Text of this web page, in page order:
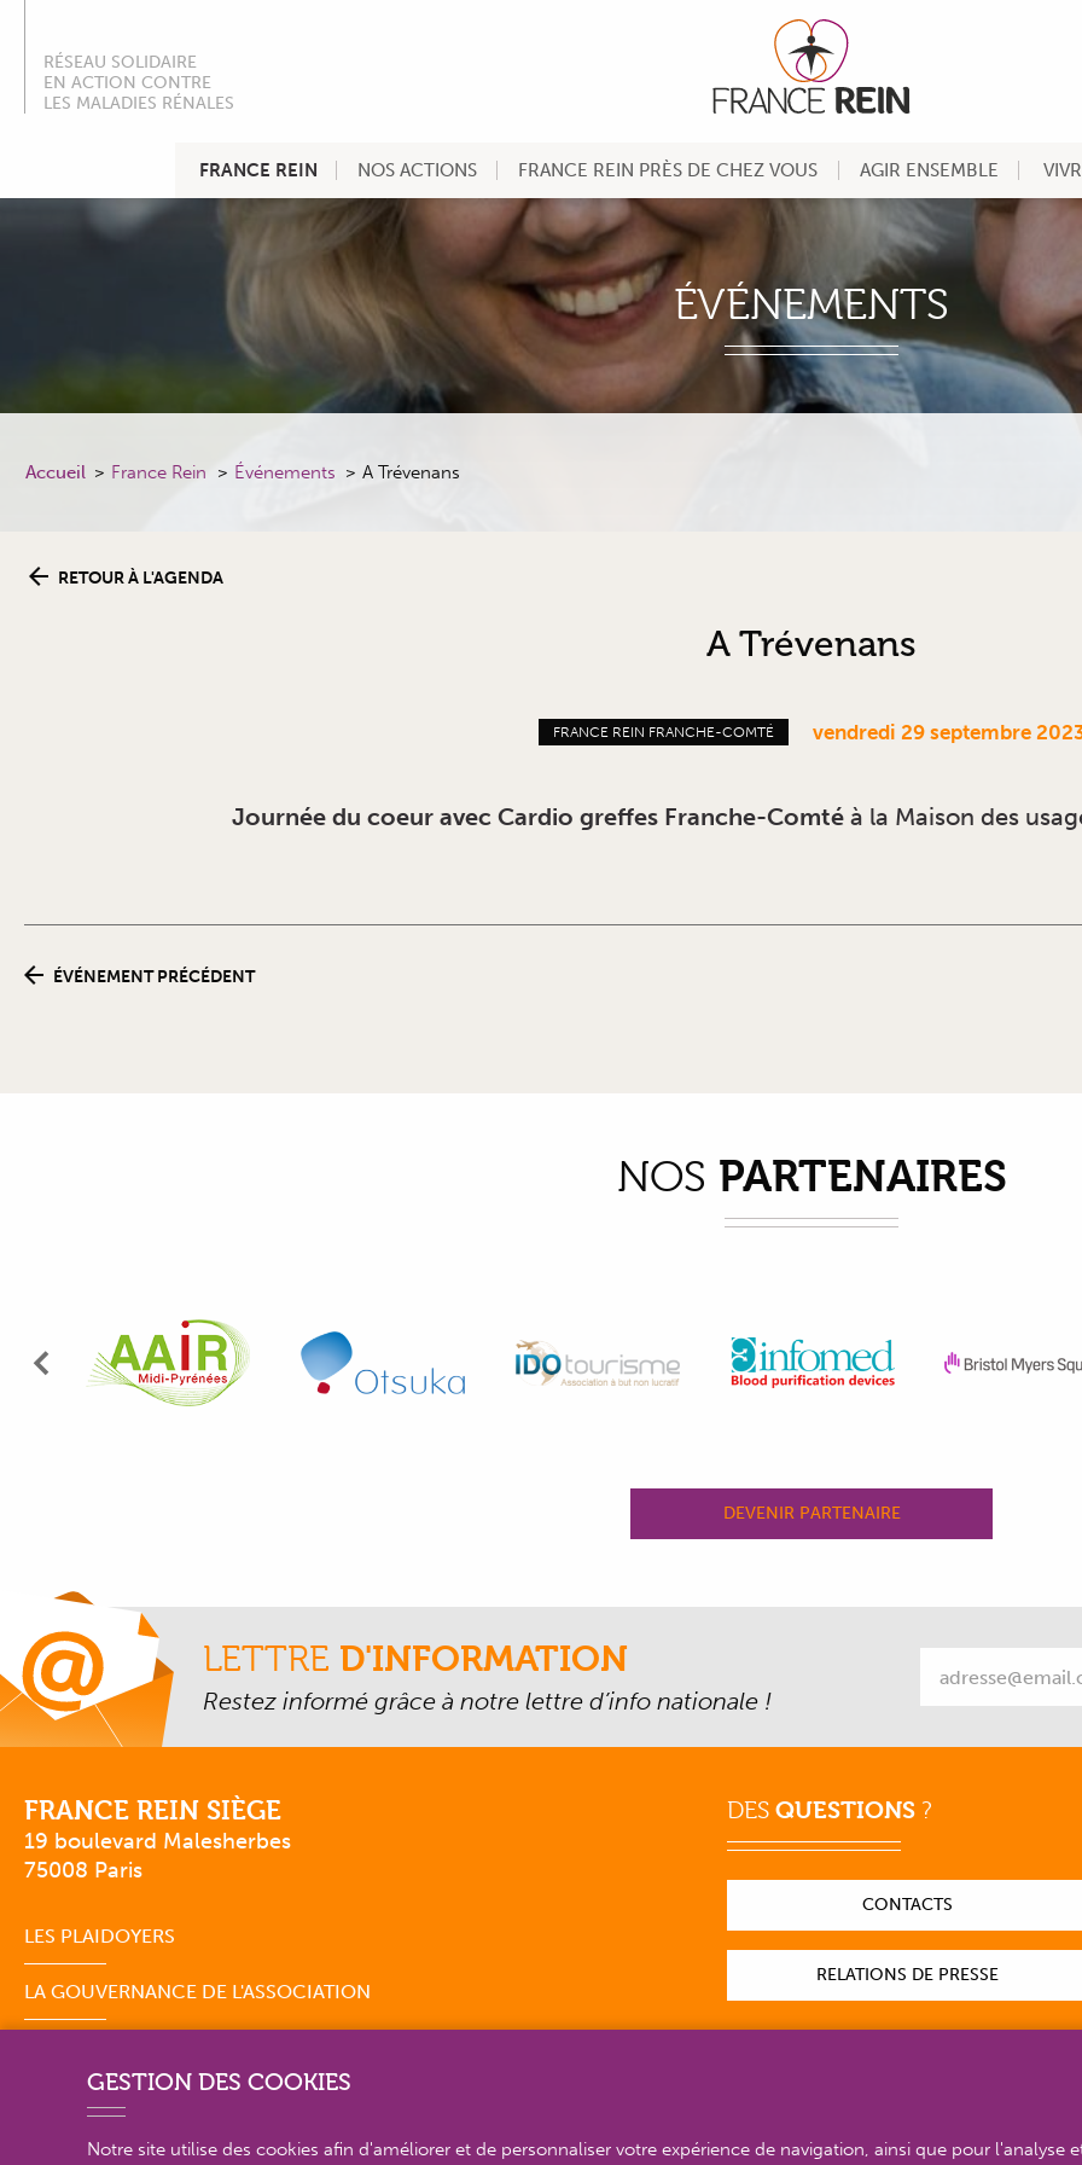
RÉSEAU SOLIDAIRE
EN ACTION CONTRE
LES MALADIES RÉNALES
FRANCE REIN NOS ACTIONS FRANCE REIN PRÈS DE CHEZ VOUS AGIR ENSEMBLE
ÉVÉNEMENTS
Accueil France Rein Événements A Trévenans
RETOUR À L'AGENDA
A Trévenans
FRANCE REIN FRANCHE-COMTÉ vendredi 29 septembre
Journée du coeur avec Cardio greffes Franche-Comté à la Maison des
ÉVÉNEMENT PRÉCÉDENT
NOS PARTENAIRES
Précédent
DEVENIR PARTENAIRE
LETTRE D'INFORMATION
Restez informé grâce à notre lettre d’info nationale !
FRANCE REIN SIÈGE
19 boulevard Malesherbes
75008 Paris
LES PLAIDOYERS
LA GOUVERNANCE DE L'ASSOCIATION
DES QUESTIONS?
CONTACTS
RELATIONS DE PRESSE
GESTION DES COOKIES
Notre site utilise des cookies afin d'améliorer et de personnaliser votre expérience de navigation, ainsi que pour l'analyse